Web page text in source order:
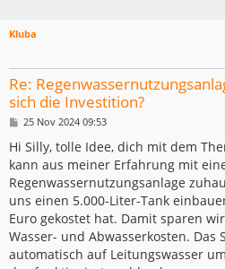
Kluba
Re:
sich die Investition?
B
i
t
r
a
g
25 Nov 2024 09:53
Hi Silly, tolle Idee, dich mit dem
kann aus meiner Erfahrung mit
Regenwassernutzungsanlage
uns einen 5.000-Liter-Tank
Euro gekostet hat. Damit sparen
Wasser- und Abwasserkosten. Das
automatisch auf Leitungswasser